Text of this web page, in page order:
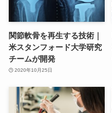
関節軟骨を再生する技術｜
米スタンフォード大学研究
チームが開発
2020年10月25日